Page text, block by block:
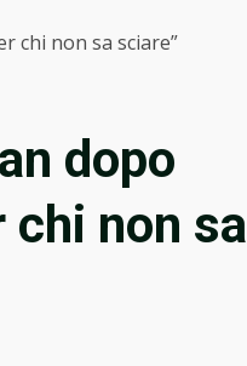
chi non sa sciare”
dopo
chi non sa